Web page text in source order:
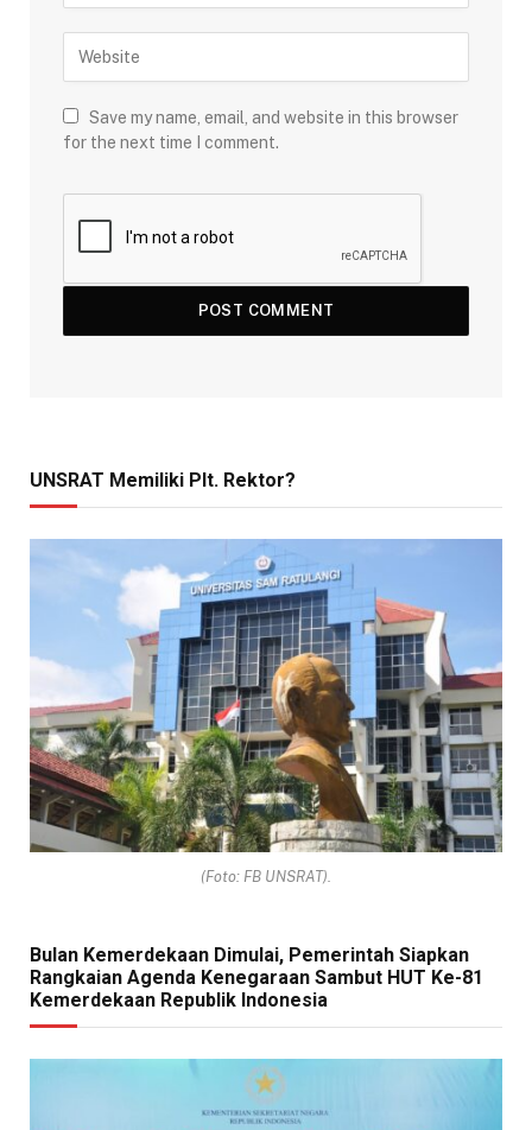
Save my name, email, and website in this browser
for the next time I comment.
UNSRAT Memiliki Plt. Rektor?
(Foto: FB UNSRAT).
Bulan Kemerdekaan Dimulai, Pemerintah Siapkan
Rangkaian Agenda Kenegaraan Sambut HUT Ke-81
Kemerdekaan Republik Indonesia